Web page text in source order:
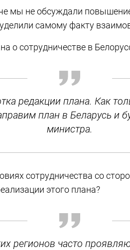
мы не обсуждали
самому факту
о сотрудничестве в
редакции плана. Как
план в Беларусь и
министра.
сотрудничества со
этого плана?
регионов часто